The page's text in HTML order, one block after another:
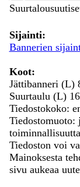
Sijainti:
Bannerien
Koot:
Jättibanneri (L)
Suurtaulu (L)
Tiedostokoko:
Tiedostomuoto:
Tiedoston voi
Mainoksesta
sivu aukeaa